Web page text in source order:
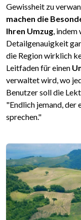
Gewissheit zu
machen die
Ihren Umzug, indem
Detailgenauigkeit
die Region wirklich
Leitfaden für einen
verwaltet wird, wo
Benutzer soll die
"Endlich jemand, der
sprechen."